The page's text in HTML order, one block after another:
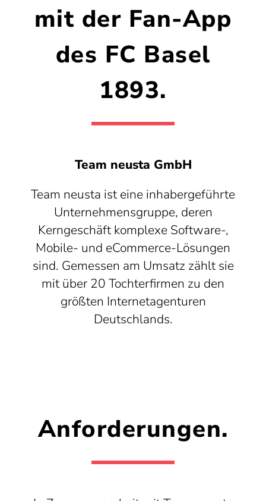
mit der Fan-App
des FC Basel
1893.
Team neusta GmbH
Team neusta ist eine inhabergeführte
Unternehmensgruppe, deren
Kerngeschäft komplexe Software-,
Mobile- und eCommerce-Lösungen
sind. Gemessen am Umsatz zählt sie
mit über 20 Tochterfirmen zu den
größten Internetagenturen
Deutschlands.
Anforderungen.